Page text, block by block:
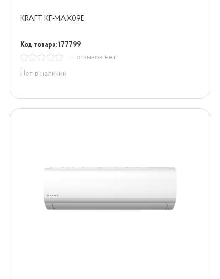
KRAFT KF-MAX09E
Код товара: 177799
— отзывов нет
Нет в наличии